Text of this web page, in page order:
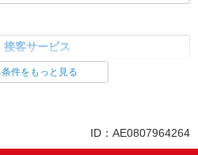
接客サービス
ボーナス・賞与あり
件をもっと見る
ID：AE0807964264